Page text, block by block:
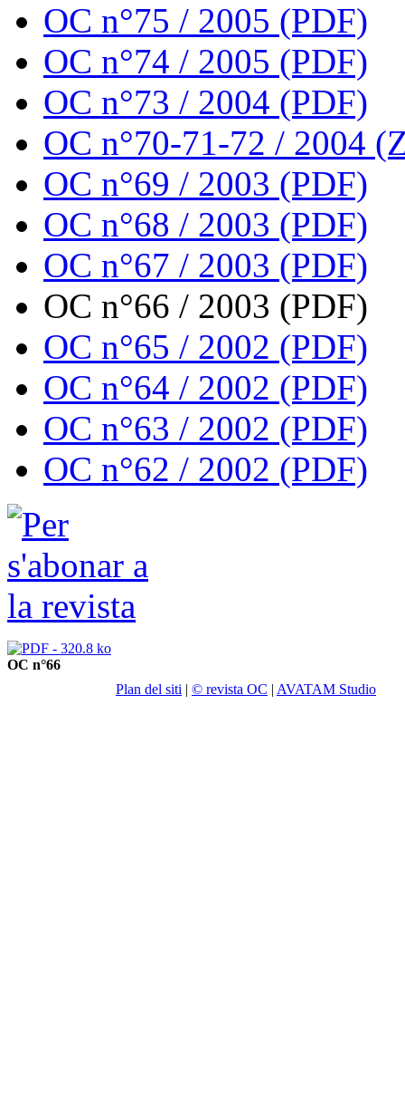
OC n°75 / 2005 (PDF)
OC n°74 / 2005 (PDF)
OC n°73 / 2004 (PDF)
OC n°70-71-72 / 2004
OC n°69 / 2003 (PDF)
OC n°68 / 2003 (PDF)
OC n°67 / 2003 (PDF)
OC n°66 / 2003 (PDF)
OC n°65 / 2002 (PDF)
OC n°64 / 2002 (PDF)
OC n°63 / 2002 (PDF)
OC n°62 / 2002 (PDF)
OC n°66
Plan del siti | © revista OC | AVATAM Studio